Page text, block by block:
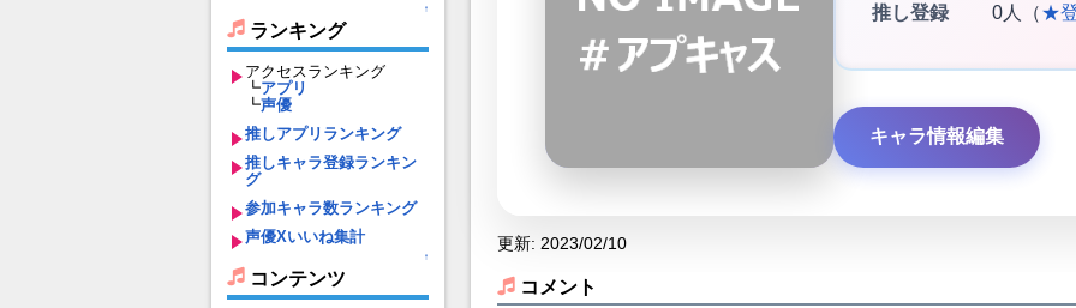
↑
ランキング
アクセスランキング
┗アプリ
┗声優
推しアプリランキング
推しキャラ登録ランキン
グ
参加キャラ数ランキング
声優Xいいね集計
↑
コンテンツ
推し登録 0人（★
キャラ情報編集
更新: 2023/02/10
コメント